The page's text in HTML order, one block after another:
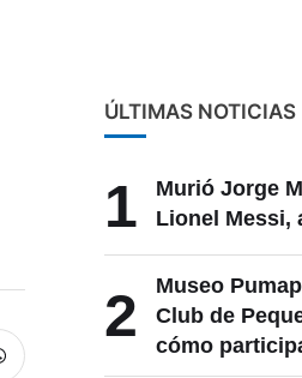
ÚLTIMAS NOTICIAS
1
Murió Jorge
Lionel Messi,
2
Museo
Club de
cómo